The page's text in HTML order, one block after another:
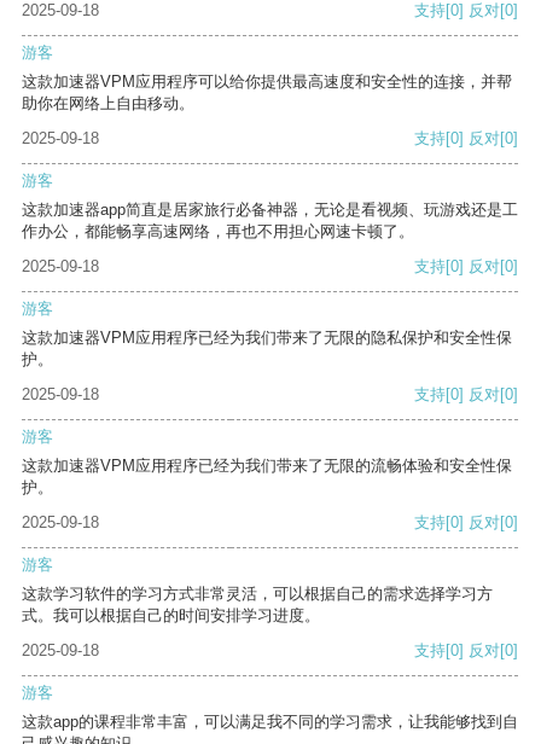
2025-09-18 支持[0] 反对[0]
游客
这款加速器VPM应用程序可以给你提供最高速度和安全性的连接，并帮
助你在网络上自由移动。
2025-09-18
支持[0] 反对[0]
游客
这款加速器app简直是居家旅行必备神器，无论是看视频、玩游戏还是工
作办公，都能畅享高速网络，再也不用担心网速卡顿了。
2025-09-18
支持[0] 反对[0]
游客
这款加速器VPM应用程序已经为我们带来了无限的隐私保护和安全性保
护。
2025-09-18
支持[0] 反对[0]
游客
这款加速器VPM应用程序已经为我们带来了无限的流畅体验和安全性保
护。
2025-09-18
支持[0] 反对[0]
游客
这款学习软件的学习方式非常灵活，可以根据自己的需求选择学习方
式。我可以根据自己的时间安排学习进度。
2025-09-18
支持[0] 反对[0]
游客
这款app的课程非常丰富，可以满足我不同的学习需求，让我能够找到自